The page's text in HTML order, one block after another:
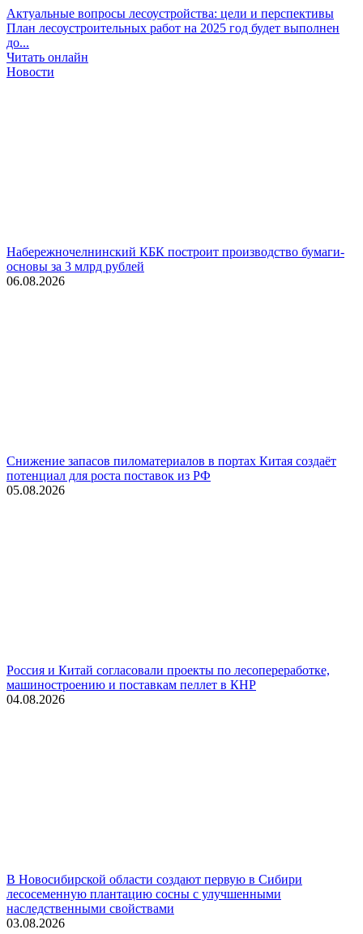
Актуальные вопросы лесоустройства: цели и перспективы
План лесоустроительных работ на 2025 год будет выполнен
до...
Читать онлайн
Новости
Набережночелнинский КБК построит производство бумаги-
основы за 3 млрд рублей
06.08.2026
Снижение запасов пиломатериалов в портах Китая создаёт
потенциал для роста поставок из РФ
05.08.2026
Россия и Китай согласовали проекты по лесопереработке,
машиностроению и поставкам пеллет в КНР
04.08.2026
В Новосибирской области создают первую в Сибири
лесосеменную плантацию сосны с улучшенными
наследственными свойствами
03.08.2026